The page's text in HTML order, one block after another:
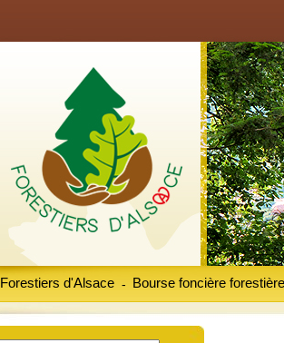
Forestiers d'Alsace Bourse foncière forestière
-